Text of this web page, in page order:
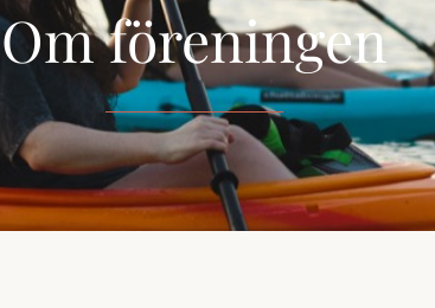
Om föreningen